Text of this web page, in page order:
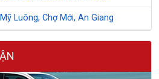
Luông, Chợ Mới, An Giang